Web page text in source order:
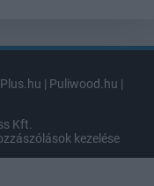
| Puliwood.hu |
Kft.
kezelése